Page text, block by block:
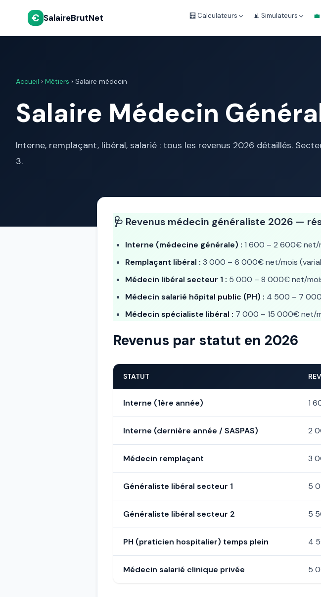
€ SalaireBrutNet 🧮 Calculateurs 📊 Simulateurs
Accueil › Métiers › Salaire médecin
Salaire Médecin
Interne, remplaçant, libéral, salarié : tous les revenus 2026 détaillés.
3.
🩺 Revenus médecin généraliste 2026 —
Interne (médecine générale) : 1 600 – 2 600€ net/
Remplaçant libéral : 3 000 – 6 000€ net/mois
Médecin libéral secteur 1 : 5 000 – 8 000€ net/
Médecin salarié hôpital public (PH) : 4 500 – 7
Médecin spécialiste libéral : 7 000 – 15 000€ net/
Revenus par statut en 2026
STATUT
Interne (1ère année) 1
Interne (dernière année / SASPAS) 2
Médecin remplaçant 3
Généraliste libéral secteur 1 5
Généraliste libéral secteur 2 5
PH (praticien hospitalier) temps plein 4
Médecin salarié clinique privée 5